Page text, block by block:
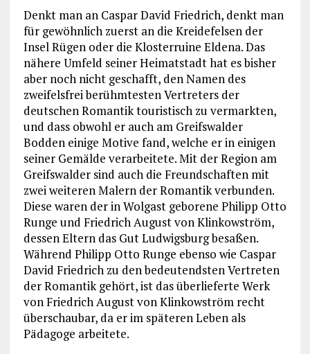
Denkt man an Caspar David Friedrich, denkt man
für gewöhnlich zuerst an die Kreidefelsen der
Insel Rügen oder die Klosterruine Eldena. Das
nähere Umfeld seiner Heimatstadt hat es bisher
aber noch nicht geschafft, den Namen des
zweifelsfrei berühmtesten Vertreters der
deutschen Romantik touristisch zu vermarkten,
und dass obwohl er auch am Greifswalder
Bodden einige Motive fand, welche er in einigen
seiner Gemälde verarbeitete. Mit der Region am
Greifswalder sind auch die Freundschaften mit
zwei weiteren Malern der Romantik verbunden.
Diese waren der in Wolgast geborene Philipp Otto
Runge und Friedrich August von Klinkowström,
dessen Eltern das Gut Ludwigsburg besaßen.
Während Philipp Otto Runge ebenso wie Caspar
David Friedrich zu den bedeutendsten Vertreten
der Romantik gehört, ist das überlieferte Werk
von Friedrich August von Klinkowström recht
überschaubar, da er im späteren Leben als
Pädagoge arbeitete.